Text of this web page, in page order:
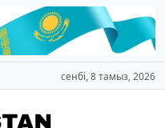
сенбі, 8 тамыз, 2026